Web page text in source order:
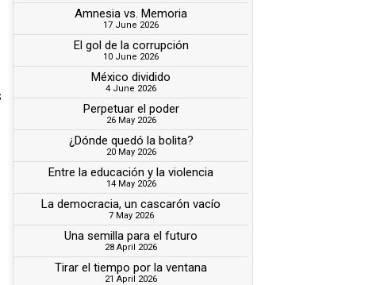
Amnesia vs. Memoria
17 June 2026
El gol de la corrupción
10 June 2026
México dividido
4 June 2026
Perpetuar el poder
26 May 2026
¿Dónde quedó la bolita?
20 May 2026
Entre la educación y la violencia
14 May 2026
La democracia, un cascarón vacío
7 May 2026
Una semilla para el futuro
28 April 2026
Tirar el tiempo por la ventana
21 April 2026